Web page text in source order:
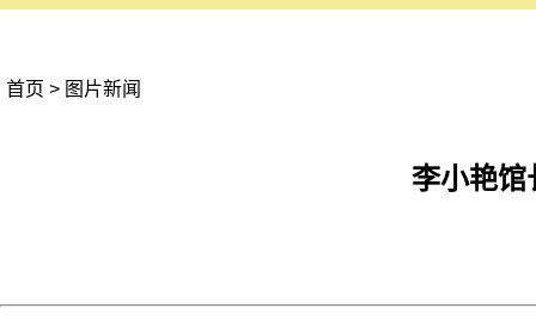
首页 > 图片新闻
李小艳馆